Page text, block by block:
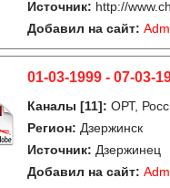
Источник: http://
Добавил на сайт:
01-03-1999 - 07-03-
Каналы [11]: ОРТ,
Регион: Дзержинск
Источник: Дзержинец
Добавил на сайт: